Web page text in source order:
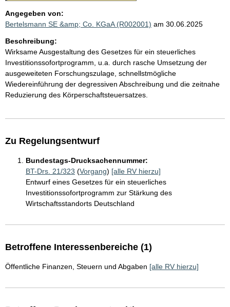
Angegeben von:
Bertelsmann SE &amp; Co. KGaA (R002001) am 30.06.2025
Beschreibung:
Wirksame Ausgestaltung des Gesetzes für ein steuerliches
Investitionssofortprogramm, u.a. durch rasche Umsetzung der
ausgeweiteten Forschungszulage, schnellstmögliche
Wiedereinführung der degressiven Abschreibung und die zeitnahe
Reduzierung des Körperschaftsteuersatzes.
Zu Regelungsentwurf
Bundestags-Drucksachennummer:
BT-Drs. 21/323 (Vorgang) [alle RV hierzu]
Entwurf eines Gesetzes für ein steuerliches
Investitionssofortprogramm zur Stärkung des
Wirtschaftsstandorts Deutschland
Betroffene Interessenbereiche (1)
Öffentliche Finanzen, Steuern und Abgaben [alle RV hierzu]